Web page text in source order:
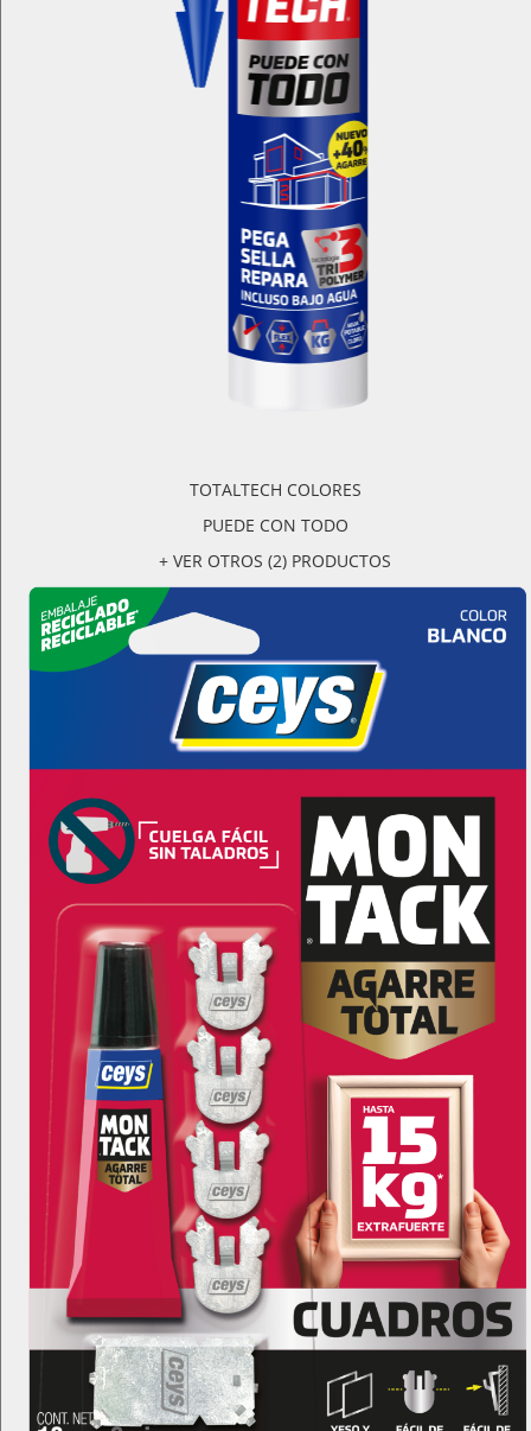
TOTALTECH COLORES
PUEDE CON TODO
+ VER OTROS (2) PRODUCTOS